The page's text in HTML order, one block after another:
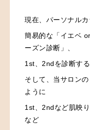
現在、パーソナル
簡易的な「イエベ
ーズン診断」、
1st、2ndを診断す
そして、当サロン
ように
1st、2ndなど肌映
など